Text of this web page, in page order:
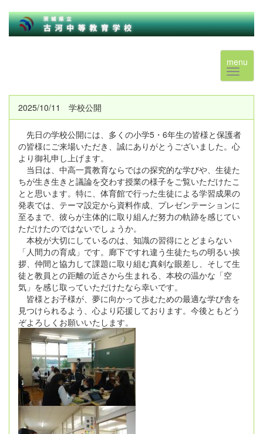
menu
2025/10/11 学校公開
先日の学校公開には、多くの小学5・6年生の皆様と保護者
の皆様にご来場いただき、誠にありがとうございました。心
より御礼申し上げます。
当日は、中高一貫教育ならではの探究的な学びや、生徒た
ちが生き生きと議論を交わす授業の様子をご覧いただけたこ
とと思います。特に、体育館で行った生徒による学習成果の
発表では、テーマ設定から資料作成、プレゼンテーションに
至るまで、彼らが主体的に取り組んだ努力の軌跡を感じてい
ただけたのではないでしょうか。
本校が大切にしているのは、知識の習得にとどまらない
「人間力の育成」です。廊下ですれ違う生徒たちの明るい挨
拶、仲間と協力して課題に取り組む真剣な眼差し、そして生
徒と教員との距離の近さから生まれる、本校の温かな「空
気」を感じ取っていただけたなら幸いです。
皆様とお子様が、夢に向かって歩むための最適な学び舎を
見つけられるよう、心より応援しております。今後ともどう
ぞよろしくお願いいたします。